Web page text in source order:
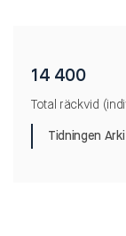
14 400
Total räckvid
Tidningen